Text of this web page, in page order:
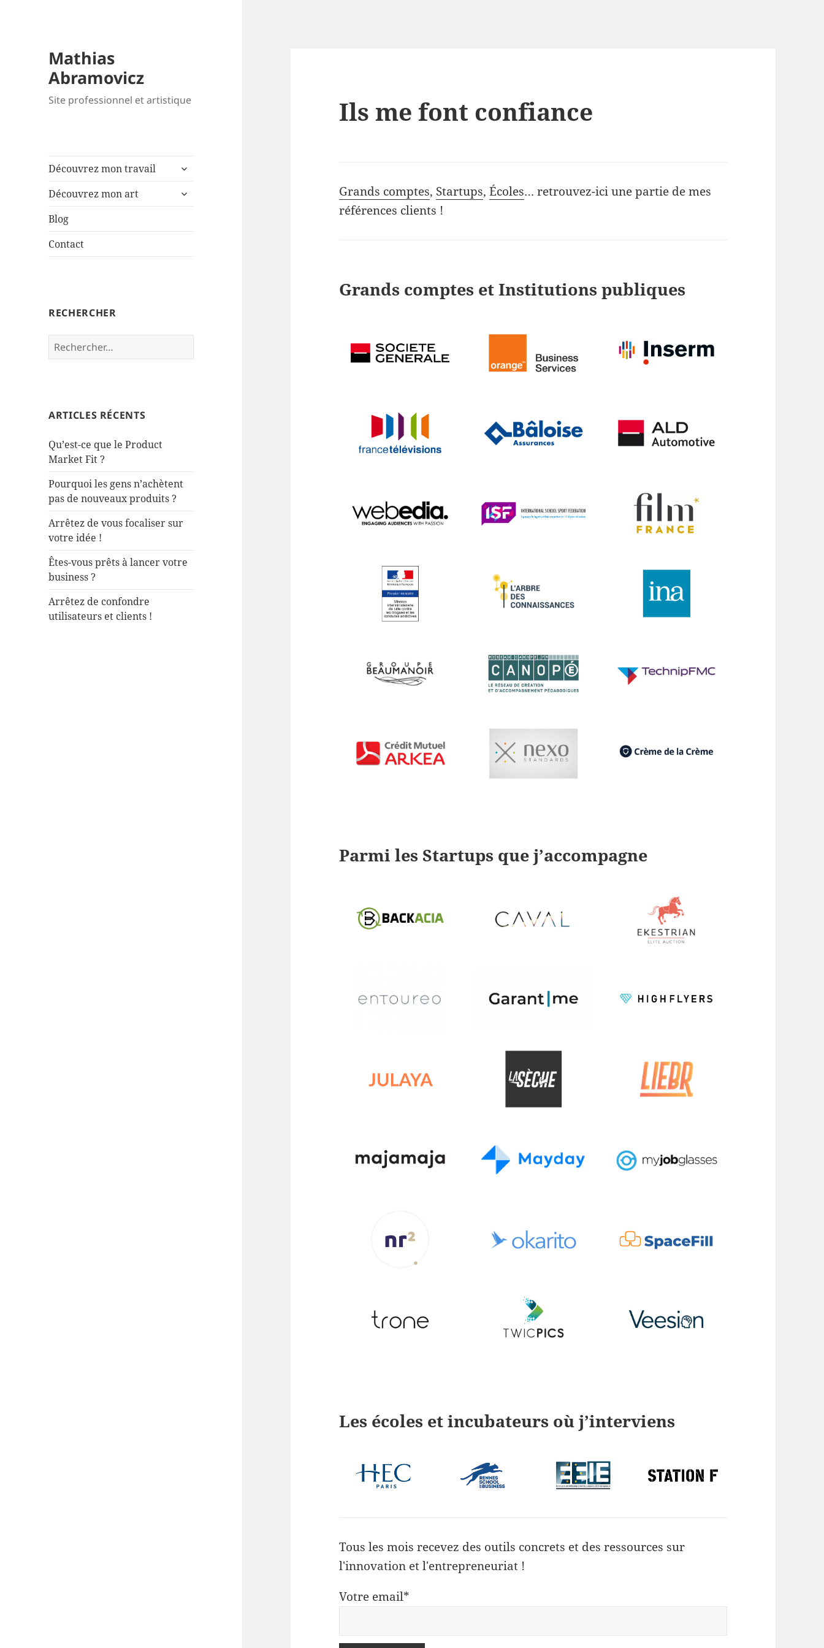
Mathias
Abramovicz
Site professionnel et artistique
Découvrez mon travail
ouvrir
sous-
Découvrez mon art
ouvrir
Blog
Contact
RECHERCHER
Rechercher :
ARTICLES RÉCENTS
Qu’est-ce que le Product
Market Fit ?
Pourquoi les gens n’achètent
pas de nouveaux produits ?
Arrêtez de vous focaliser sur
votre idée !
Êtes-vous prêts à lancer votre
business ?
Arrêtez de confondre
utilisateurs et clients !
Ils me font confiance
Grands comptes, Startups,Écoles… retrouvez-ici une partie de mes
références clients !
Grands comptes et Institutions publiques
Parmi les Startups que j’accompagne
Les écoles et incubateurs où j’interviens
Tous les mois recevez des outils concrets et des ressources sur
l'innovation et l'entrepreneuriat !
Votre email*